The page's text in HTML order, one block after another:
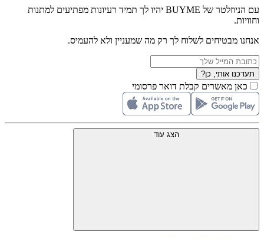
עם הניוזלטר של BUYME יהיו לך תמיד רעיונות מפתיעים למתנות
וחוויות.
אנחנו מבטיחים לשלוח לך רק מה שמעניין ולא להעמיס.
תעדכנו אותי, כן?
כאן מאשרים קבלת דואר פרסומי
הצג עוד